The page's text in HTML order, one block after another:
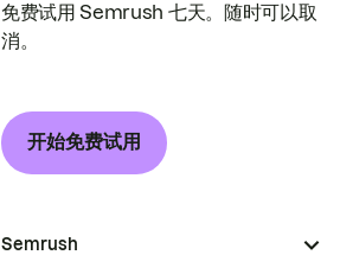
免费试用 Semrush 七天。随时可以取
消。
开始免费试用
Semrush